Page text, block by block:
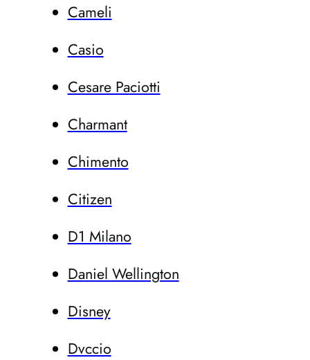
Cameli
Casio
Cesare Paciotti
Charmant
Chimento
Citizen
D1 Milano
Daniel Wellington
Disney
Dvccio